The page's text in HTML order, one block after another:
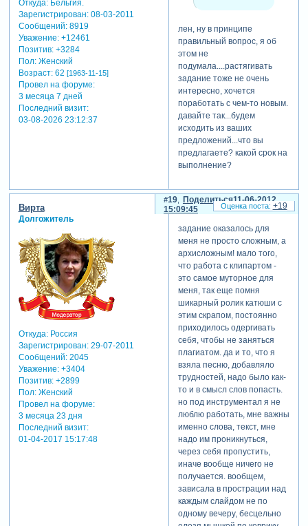
Откуда:Бельгия.
Зарегистрирован: 08-03-2011
Сообщений:8919
Уважение: +12461
Позитив: +3284
Пол:Женский
Возраст:62 [1963-11-15]
Провел на форуме:
3 месяца 7 дней
Последний визит:
03-08-2026 23:12:37
лен, ну в принципе
правильный вопрос, я об
этом не
подумала....растягивать
задание тоже не очень
интересно, хочется
поработать с чем-то новым.
давайте так...будем
исходить из ваших
предложений...что вы
предлагаете? какой срок на
выполнение?
Поделиться
19
11-06-2012
15:09:45
Вирта
Долгожитель
Откуда:Россия
Зарегистрирован: 29-07-2011
Сообщений:2045
Уважение: +3404
Позитив: +2899
Пол:Женский
Провел на форуме:
3 месяца 23 дня
Последний визит:
01-04-2017 15:17:48
задание оказалось для
меня не просто сложным, а
архисложным! мало того,
что работа с клипартом -
это самое муторное для
меня, так еще помня
шикарный ролик катюши с
этим скрапом, постоянно
приходилось одергивать
себя, чтобы не заняться
плагиатом. да и то, что я
взяла песню, добавляло
трудностей, надо было как-
то и в смысл слов попасть.
но под инструментал я не
люблю работать, мне важны
именно слова, текст, мне
надо им проникнуться,
через себя пропустить,
иначе вообще ничего не
получается. вообщем,
зависала в прострации над
каждым слайдом не по
одному вечеру, бесцельно
+19